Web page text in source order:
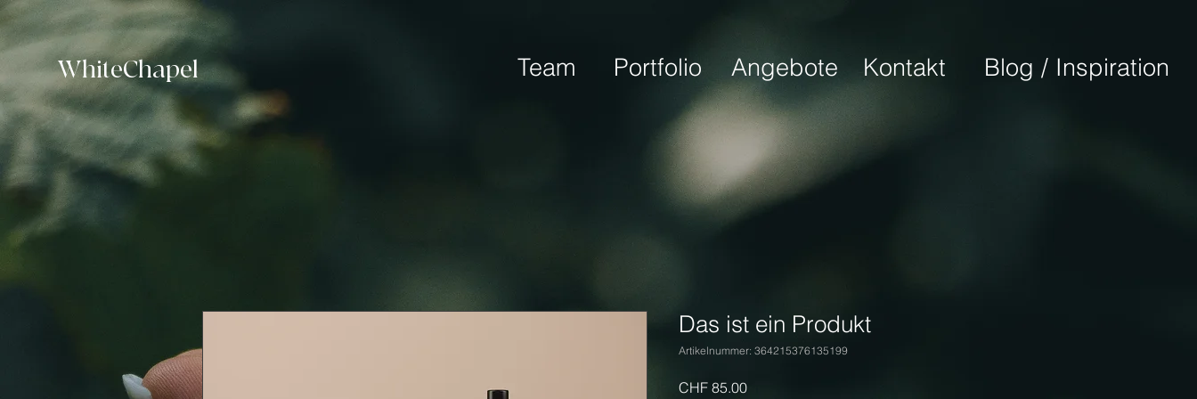
WhiteChapel Team Portfolio Angebote Kontakt Blog / Inspiration
Das ist ein Produkt
Artikelnummer: 364215376135199
CHF 85.00Preis